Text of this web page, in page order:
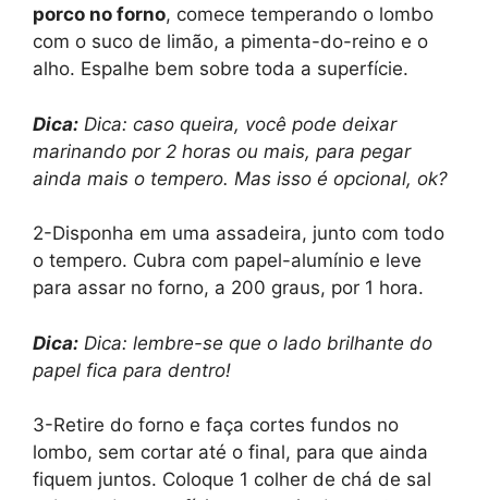
porco no forno, comece temperando o lombo
com o suco de limão, a pimenta-do-reino e o
alho. Espalhe bem sobre toda a superfície.
Dica: Dica: caso queira, você pode deixar
marinando por 2 horas ou mais, para pegar
ainda mais o tempero. Mas isso é opcional, ok?
2-Disponha em uma assadeira, junto com todo
o tempero. Cubra com papel-alumínio e leve
para assar no forno, a 200 graus, por 1 hora.
Dica: Dica: lembre-se que o lado brilhante do
papel fica para dentro!
3-Retire do forno e faça cortes fundos no
lombo, sem cortar até o final, para que ainda
fiquem juntos. Coloque 1 colher de chá de sal